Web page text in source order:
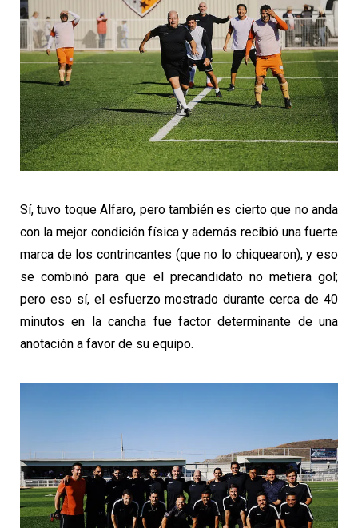
Sí, tuvo toque Alfaro, pero también es cierto que no anda
con la mejor condición física y además recibió una fuerte
marca de los contrincantes (que no lo chiquearon), y eso
se combinó para que el precandidato no metiera gol;
pero eso sí, el esfuerzo mostrado durante cerca de 40
minutos en la cancha fue factor determinante de una
anotación a favor de su equipo.